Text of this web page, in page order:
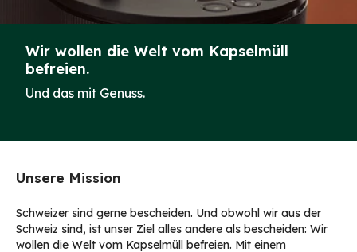
Wir wollen die Welt vom Kapselmüll
befreien.
Und das mit Genuss.
Unsere Mission
Schweizer sind gerne bescheiden. Und obwohl wir aus der
Schweiz sind, ist unser Ziel alles andere als bescheiden: Wir
wollen die Welt vom Kapselmüll befreien. Mit einem